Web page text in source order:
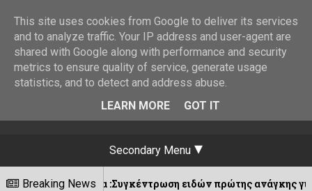
Secondary Menu
Breaking News
Ιωάννινα :Συγκέντρωση ειδών πρώτης ανάγκης για τη
This site uses cookies from Google to deliver its services
and to analyze traffic. Your IP address and user-agent are
shared with Google along with performance and security
metrics to ensure quality of service, generate usage
statistics, and to detect and address abuse.
LEARN MORE
GOT IT